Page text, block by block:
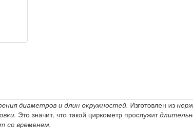
диаметров и длин окружностей. Изготовлен из
Это значит, что такой циркометр прослужит
со временем.